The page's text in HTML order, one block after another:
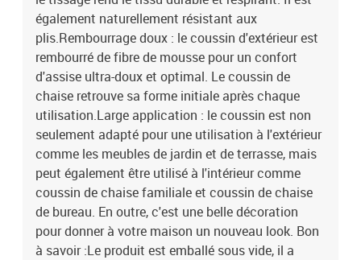
également naturellement résistant aux
plis.Rembourrage doux : le coussin d'extérieur est
rembourré de fibre de mousse pour un confort
d'assise ultra-doux et optimal. Le coussin de
chaise retrouve sa forme initiale après chaque
utilisation.Large application : le coussin est non
seulement adapté pour une utilisation à l'extérieur
comme les meubles de jardin et de terrasse, mais
peut également être utilisé à l'intérieur comme
coussin de chaise familiale et coussin de chaise
de bureau. En outre, c'est une belle décoration
pour donner à votre maison un nouveau look. Bon
à savoir :Le produit est emballé sous vide, il a